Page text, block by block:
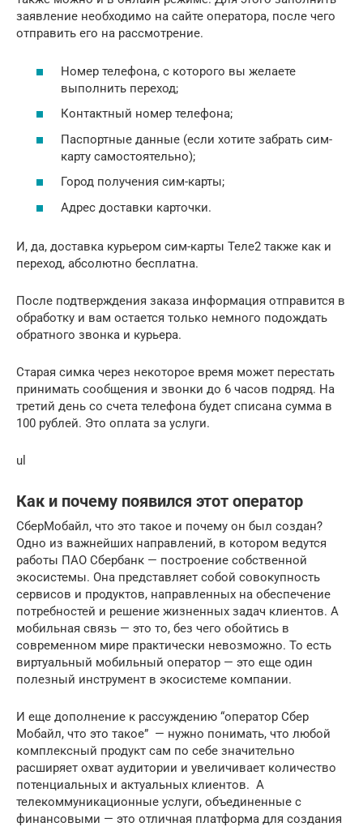
заявление необходимо на сайте оператора, после чего
отправить его на рассмотрение.
Номер телефона, с которого вы желаете
выполнить переход;
Контактный номер телефона;
Паспортные данные (если хотите забрать сим-
карту самостоятельно);
Город получения сим-карты;
Адрес доставки карточки.
И, да, доставка курьером сим-карты Теле2 также как и
переход, абсолютно бесплатна.
После подтверждения заказа информация отправится в
обработку и вам остается только немного подождать
обратного звонка и курьера.
Старая симка через некоторое время может перестать
принимать сообщения и звонки до 6 часов подряд. На
третий день со счета телефона будет списана сумма в
100 рублей. Это оплата за услуги.
ul
Как и почему появился этот оператор
СберМобайл, что это такое и почему он был создан?
Одно из важнейших направлений, в котором ведутся
работы ПАО Сбербанк — построение собственной
экосистемы. Она представляет собой совокупность
сервисов и продуктов, направленных на обеспечение
потребностей и решение жизненных задач клиентов. А
мобильная связь — это то, без чего обойтись в
современном мире практически невозможно. То есть
виртуальный мобильный оператор — это еще один
полезный инструмент в экосистеме компании.
И еще дополнение к рассуждению “оператор Сбер
Мобайл, что это такое” — нужно понимать, что любой
комплексный продукт сам по себе значительно
расширяет охват аудитории и увеличивает количество
потенциальных и актуальных клиентов. А
телекоммуникационные услуги, объединенные с
финансовыми — это отличная платформа для создания